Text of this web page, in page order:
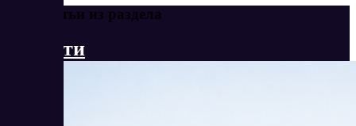
Еще статьи из раздела
Новости